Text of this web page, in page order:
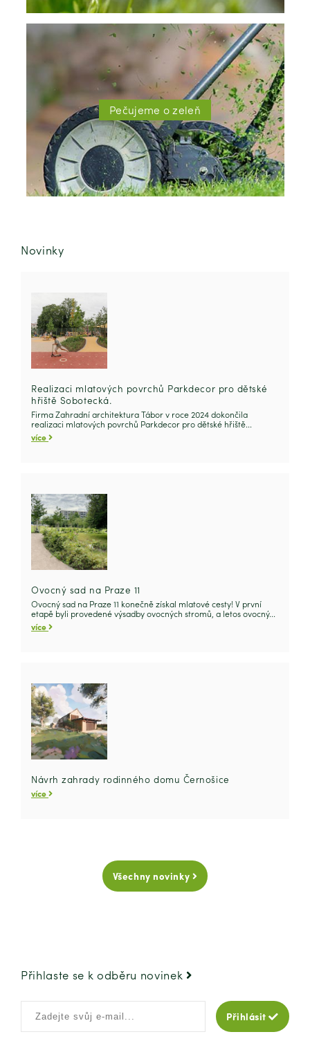
Pečujeme o zeleň
Novinky
Realizaci mlatových povrchů Parkdecor pro dětské
hřiště Sobotecká.
Firma Zahradní architektura Tábor v roce 2024 dokončila
realizaci mlatových povrchů Parkdecor pro dětské hřiště...
více
Ovocný sad na Praze 11
Ovocný sad na Praze 11 konečně získal mlatové cesty! V první
etapě byli provedené výsadby ovocných stromů, a letos ovocný...
více
Návrh zahrady rodinného domu Černošice
více
Všechny novinky
Přihlaste se k odběru novinek
Přihlásit